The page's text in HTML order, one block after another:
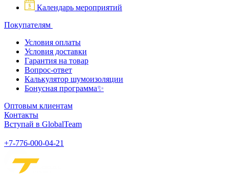
Календарь мероприятий
Покупателям
Условия оплаты
Условия доставки
Гарантия на товар
Вопрос-ответ
Калькулятор шумоизоляции
Бонусная программа✨
Оптовым клиентам
Контакты
Вступай в GlobalTeam
+7-776-000-04-21